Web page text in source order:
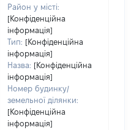
Район у місті:
[Конфіденційна
інформація]
Тип: [Конфіденційна
інформація]
Назва: [Конфіденційна
інформація]
Номер будинку/
земельної ділянки:
[Конфіденційна
інформація]